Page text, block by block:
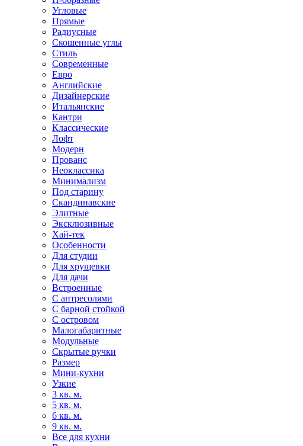
Угловые
Прямые
Радиусные
Скошенные углы
Стиль
Современные
Евро
Английские
Дизайнерские
Итальянские
Кантри
Классические
Лофт
Модерн
Прованс
Неоклассика
Минимализм
Под старину
Скандинавские
Элитные
Эксклюзивные
Хай-тек
Особенности
Для студии
Для хрущевки
Для дачи
Встроенные
С антресолями
С барной стойкой
С островом
Малогабаритные
Модульные
Скрытые ручки
Размер
Мини-кухни
Узкие
3 кв. м.
5 кв. м.
6 кв. м.
9 кв. м.
Все для кухни